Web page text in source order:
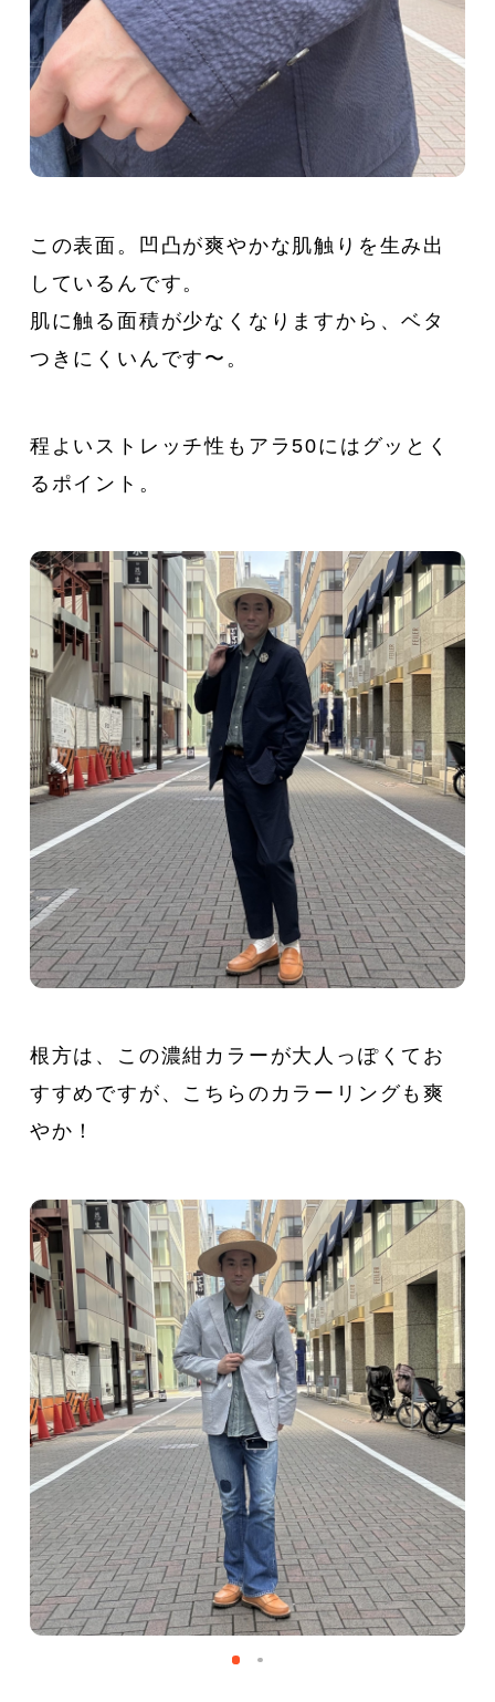
この表面。凹凸が爽やかな肌触りを生み出
しているんです。
肌に触る面積が少なくなりますから、ベタ
つきにくいんです〜。
程よいストレッチ性もアラ50にはグッとく
るポイント。
根方は、この濃紺カラーが大人っぽくてお
すすめですが、こちらのカラーリングも爽
やか！